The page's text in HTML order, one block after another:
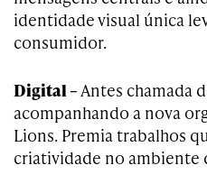
identidade visual única
consumidor.
Digital –Antes chamada
acompanhando a nova
Lions. Premia trabalhos
criatividade no ambiente